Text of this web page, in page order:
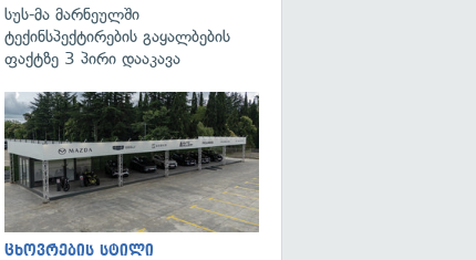
სუს-მა მარნეულში
ტექინსპექტირების გაყალბების
ფაქტზე 3 პირი დააკავა
ცხოვრების სტილი